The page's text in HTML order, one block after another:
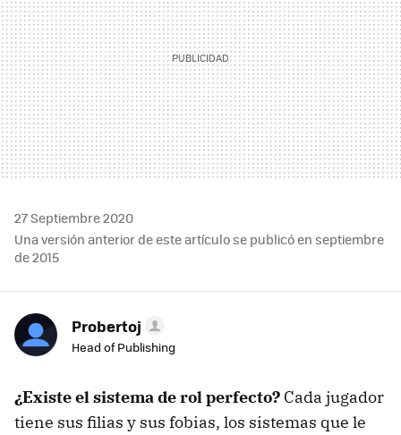
27 Septiembre 2020
Una versión anterior de este artículo se publicó en septiembre
de 2015
Probertoj
Head of Publishing
¿Existe el sistema de rol perfecto? Cada jugador
tiene sus filias y sus fobias, los sistemas que le